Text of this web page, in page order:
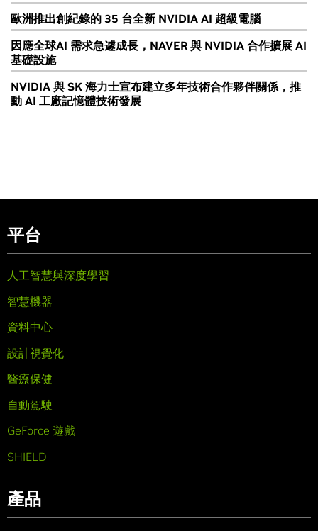
歐洲推出創紀錄的 35 台全新 NVIDIA AI 超級電腦
因應全球AI 需求急遽成長，NAVER 與 NVIDIA 合作擴展 AI
基礎設施
NVIDIA 與 SK 海力士宣布建立多年技術合作夥伴關係，推
動 AI 工廠記憶體技術發展
平台
人工智慧與深度學習
智慧機器
資料中心
設計視覺化
醫療保健
自動駕駛
GeForce 遊戲
SHIELD
產品